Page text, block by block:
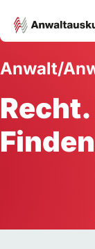
Anwalt/